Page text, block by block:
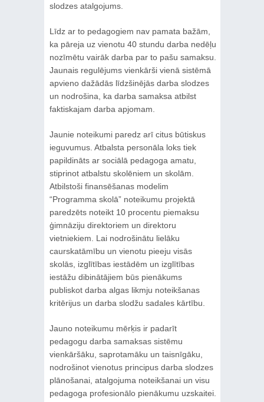
slodzes atalgojums.
Līdz ar to pedagogiem nav pamata bažām,
ka pāreja uz vienotu 40 stundu darba nedēļu
nozīmētu vairāk darba par to pašu samaksu.
Jaunais regulējums vienkārši vienā sistēmā
apvieno dažādās līdzšinējās darba slodzes
un nodrošina, ka darba samaksa atbilst
faktiskajam darba apjomam.
Jaunie noteikumi paredz arī citus būtiskus
ieguvumus. Atbalsta personāla loks tiek
papildināts ar sociālā pedagoga amatu,
stiprinot atbalstu skolēniem un skolām.
Atbilstoši finansēšanas modelim
“Programma skolā” noteikumu projektā
paredzēts noteikt 10 procentu piemaksu
ģimnāziju direktoriem un direktoru
vietniekiem. Lai nodrošinātu lielāku
caurskatāmību un vienotu pieeju visās
skolās, izglītības iestādēm un izglītības
iestāžu dibinātājiem būs pienākums
publiskot darba algas likmju noteikšanas
kritērijus un darba slodžu sadales kārtību.
Jauno noteikumu mērķis ir padarīt
pedagogu darba samaksas sistēmu
vienkāršāku, saprotamāku un taisnīgāku,
nodrošinot vienotus principus darba slodzes
plānošanai, atalgojuma noteikšanai un visu
pedagoga profesionālo pienākumu uzskaitei.